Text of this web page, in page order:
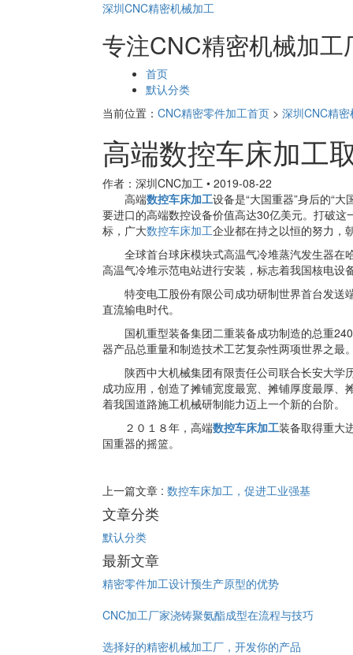
深圳CNC精密机械加工
专注CNC精密机械加工
导
航
首页
默认分类
当前位置： CNC精密零件加工首页 > 深圳CNC精
高端数控车床加工
作者：深圳CNC加工 • 2019-08-22
高端数控车床加工设备是“大国重器”身后的“
要进口的高端数控设备价值高达30亿美元。打破
标，广大数控车床加工企业都在持之以恒的努力，
全球首台球床模块式高温气冷堆蒸汽发生器在
高温气冷堆示范电站进行安装，标志着我国核电设
特变电工股份有限公司成功研制世界首台发送
直流输电时代。
国机重型装备集团二重装备成功制造的总重
器产品总重量和制造技术工艺复杂性两项世界之最
陕西中大机械集团有限责任公司联合长安大学
成功应用，创造了摊铺宽度最宽、摊铺厚度最厚
着我国道路施工机械研制能力迈上一个新的台阶。
２０１８年，高端数控车床加工装备取得重大
国重器的摇篮。
上一篇文章 : 数控车床加工，促进工业强基
文章分类
默认分类
最新文章
精密零件加工设计预生产原型的优势
CNC加工厂家浇铸聚氨酯成型在流程与技巧
选择好的精密机械加工厂，开发你的产品